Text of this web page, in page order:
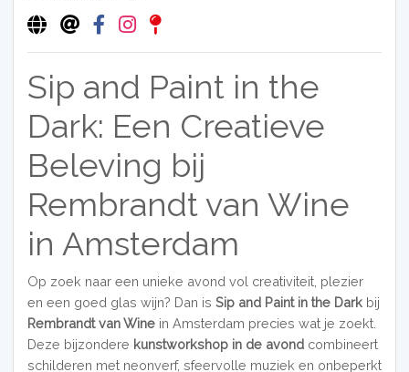
Sip and Paint in the
Dark: Een Creatieve
Beleving bij
Rembrandt van Wine
in Amsterdam
Op zoek naar een unieke avond vol creativiteit, plezier
en een goed glas wijn? Dan is Sip and Paint in the Darkbij
Rembrandt van Winein Amsterdam precies wat je zoekt.
Deze bijzondere kunstworkshop in de avondcombineert
schilderen met neonverf, sfeervolle muziek en onbeperkt